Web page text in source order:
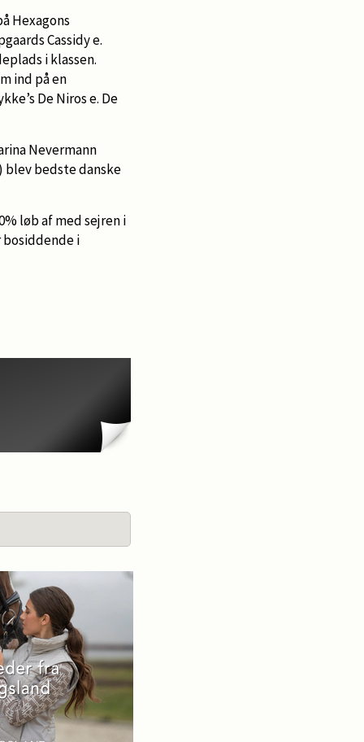
Hexagons
Cassidy e.
i klassen.
ind på en
De Niros e. De
Nevermann
blev bedste danske
løb af med sejren i
bosiddende i